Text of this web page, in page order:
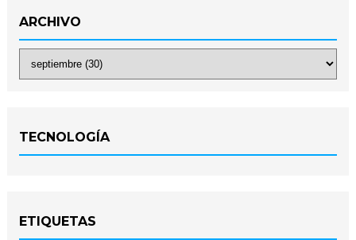
ARCHIVO
TECNOLOGÍA
ETIQUETAS